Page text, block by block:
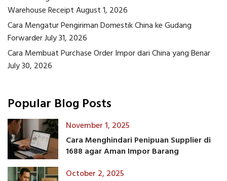
Warehouse ReceiptAugust 1, 2026
Cara Mengatur Pengiriman Domestik China ke Gudang
ForwarderJuly 31, 2026
Cara Membuat Purchase Order Impor dari China yang Benar
July 30, 2026
Popular Blog Posts
November 1, 2025
Cara Menghindari Penipuan Supplier di
1688 agar Aman Impor Barang
October 2, 2025